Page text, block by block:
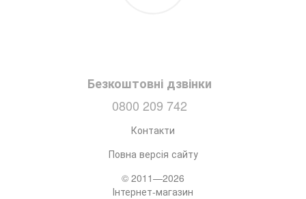
Безкоштовні дзвінки
0800 209 742
Контакти
Повна версія сайту
© 2011—2026
Інтернет-магазин